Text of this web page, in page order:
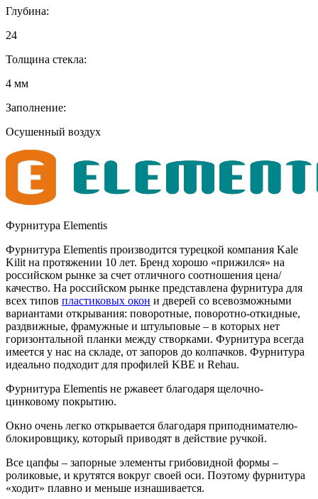
Глубина:
24
Толщина стекла:
4 мм
Заполнение:
Осушенный воздух
Фурнитура Elementis
Фурнитура Elementis производится турецкой компания Kale
Kilit на протяжении 10 лет. Бренд хорошо «прижился» на
российском рынке за счет отличного соотношения цена/
качество. На российском рынке представлена фурнитура для
всех типов пластиковых окон и дверей со всевозможными
вариантами открывания: поворотные, поворотно-откидные,
раздвижные, фрамужные и штульповые – в которых нет
горизонтальной планки между створками. Фурнитура всегда
имеется у нас на складе, от запоров до колпачков. Фурнитура
идеально подходит для профилей KBE и Rehau.
Фурнитура Elementis не ржавеет благодаря щелочно-
цинковому покрытию.
Окно очень легко открывается благодаря приподнимателю-
блокировщику, который приводят в действие ручкой.
Все цапфы – запорные элементы грибовидной формы –
роликовые, и крутятся вокруг своей оси. Поэтому фурнитура
«ходит» плавно и меньше изнашивается.